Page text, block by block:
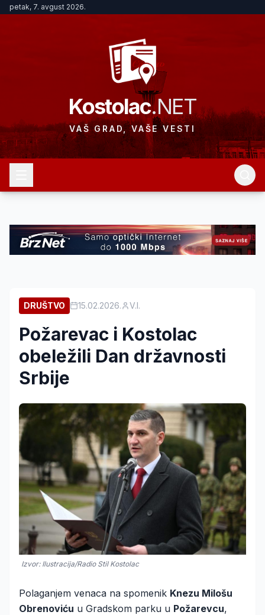
petak, 7. avgust 2026.
Kostolac.NET
VAŠ GRAD, VAŠE VESTI
DRUŠTVO 15.02.2026. V.I.
Požarevac i Kostolac
obeležili Dan državnosti
Srbije
Izvor: Ilustracija/Radio Stil Kostolac
Polaganjem venaca na spomenik Knezu Milošu
Obrenoviću u Gradskom parku u Požarevcu,